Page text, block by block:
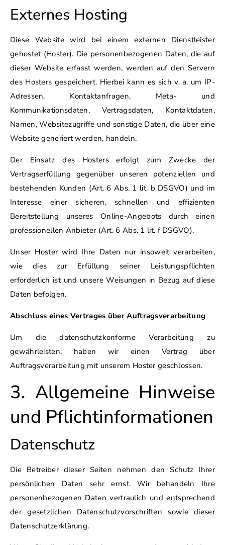
Externes Hosting
Diese Website wird bei einem externen Dienstleister
gehostet (Hoster). Die personenbezogenen Daten, die auf
dieser Website erfasst werden, werden auf den Servern
des Hosters gespeichert. Hierbei kann es sich v. a. um IP-
Adressen, Kontaktanfragen, Meta- und
Kommunikationsdaten, Vertragsdaten, Kontaktdaten,
Namen, Websitezugriffe und sonstige Daten, die über eine
Website generiert werden, handeln.
Der Einsatz des Hosters erfolgt zum Zwecke der
Vertragserfüllung gegenüber unseren potenziellen und
bestehenden Kunden (Art. 6 Abs. 1 lit. b DSGVO) und im
Interesse einer sicheren, schnellen und effizienten
Bereitstellung unseres Online-Angebots durch einen
professionellen Anbieter (Art. 6 Abs. 1 lit. f DSGVO).
Unser Hoster wird Ihre Daten nur insoweit verarbeiten,
wie dies zur Erfüllung seiner Leistungspflichten
erforderlich ist und unsere Weisungen in Bezug auf diese
Daten befolgen.
Abschluss eines Vertrages über Auftragsverarbeitung
Um die datenschutzkonforme Verarbeitung zu
gewährleisten, haben wir einen Vertrag über
Auftragsverarbeitung mit unserem Hoster geschlossen.
3. Allgemeine Hinweise
und Pflicht­informationen
Datenschutz
Die Betreiber dieser Seiten nehmen den Schutz Ihrer
persönlichen Daten sehr ernst. Wir behandeln Ihre
personenbezogenen Daten vertraulich und entsprechend
der gesetzlichen Datenschutzvorschriften sowie dieser
Datenschutzerklärung.